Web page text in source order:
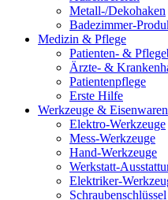
Metall-/Dekohaken
Badezimmer-
Medizin & Pflege
Patienten- &
Ärzte- &
Patientenpflege
Erste Hilfe
Werkzeuge & Eisenwaren
Elektro-Werkzeuge
Mess-Werkzeuge
Hand-Werkzeuge
Werkstatt-
Elektriker-
Schraubenschlüssel